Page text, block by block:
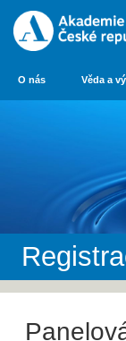
O nás Věda a